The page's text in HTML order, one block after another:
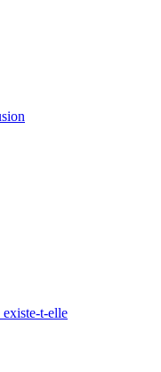
t-elle